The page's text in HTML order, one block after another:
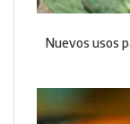
Nuevos usos